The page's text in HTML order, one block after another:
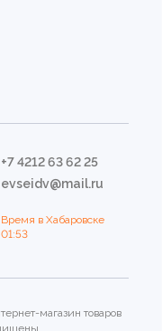
+7 4212 63 62 25
evseidv@mail.ru
Время в Хабаровске
01:53
магазин товаров